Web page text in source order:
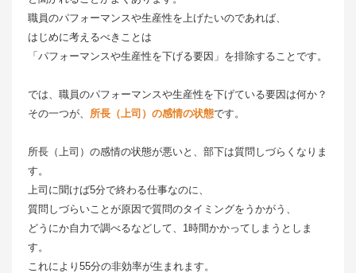
職員のパフォーマンスや生産性を上げたいのであれば、
はじめに考えるべきことは
「パフォーマンスや生産性を下げる要因」を排除することです。
では、職員のパフォーマンスや生産性を下げている要因は何か？
その一つが、 所長（上司）の感情の状態です。
所長（上司）の感情の状態が悪いと、部下は質問しづらくなりま
す。
上司に聞けば5分で終わる仕事なのに、
質問しづらいことが原因で質問のタイミングをうかがう、
どうにか自力で調べるなどして、1時間かかってしまうとしま
す。
これにより55分の非効率が生まれます。